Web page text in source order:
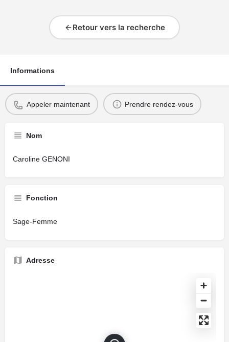
Retour vers la recherche
Informations
Appeler maintenant Prendre rendez-vous
Nom
Caroline GENONI
Fonction
Sage-Femme
Adresse